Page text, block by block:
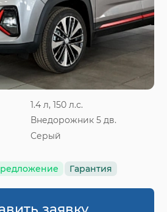
1.4 л, 150 л.с.
Внедорожник 5 дв.
Серый
Гарантия